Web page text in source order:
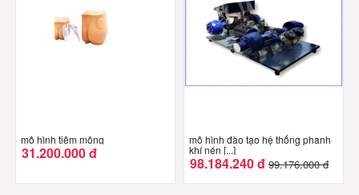
mô hình tiêm mông
31.200.000 đ
mô hình đào tạo hệ thống phanh
khí nén [...]
98.184.240 đ 99.176.000 đ